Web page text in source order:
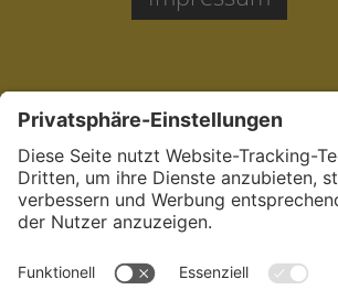
Jetzt
in der Pflege in
München.